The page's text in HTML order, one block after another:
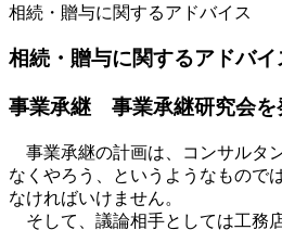
相続・贈与に関するアドバイス
相続・贈与に関するアドバイ
事業承継 事業承継研究会を
事業承継の計画は、コンサルタ
なくやろう、というようなもので
なければいけません。
そして、議論相手としては工務